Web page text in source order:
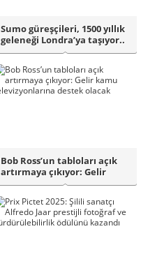
Sumo güreşçileri, 1500 yıllık
geleneği Londra’ya taşıyor..
Bob Ross’un tabloları açık
artırmaya çıkıyor: Gelir
kamu tel..